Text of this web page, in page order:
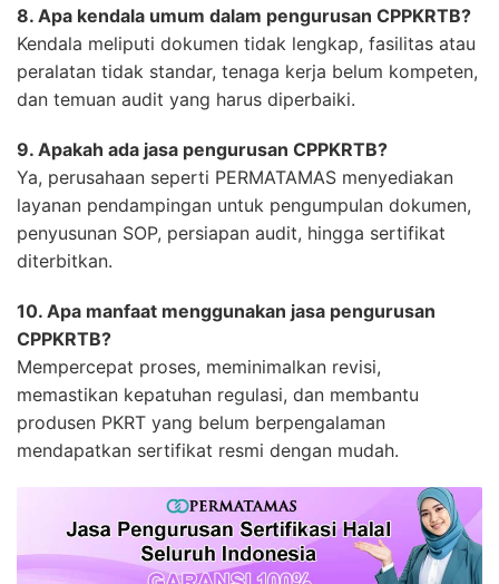
8. Apa kendala umum dalam pengurusan CPPKRTB?
Kendala meliputi dokumen tidak lengkap, fasilitas atau
peralatan tidak standar, tenaga kerja belum kompeten,
dan temuan audit yang harus diperbaiki.
9. Apakah ada jasa pengurusan CPPKRTB?
Ya, perusahaan seperti PERMATAMAS menyediakan
layanan pendampingan untuk pengumpulan dokumen,
penyusunan SOP, persiapan audit, hingga sertifikat
diterbitkan.
10. Apa manfaat menggunakan jasa pengurusan
CPPKRTB?
Mempercepat proses, meminimalkan revisi,
memastikan kepatuhan regulasi, dan membantu
produsen PKRT yang belum berpengalaman
mendapatkan sertifikat resmi dengan mudah.